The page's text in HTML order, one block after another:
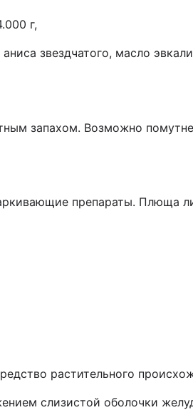
г,
звездчатого, масло
запахом. Возможно
препараты. Плюща
растительного
слизистой оболочки